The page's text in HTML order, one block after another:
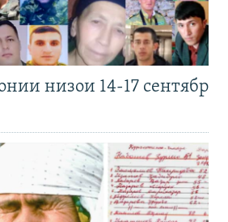
низои 14-17 сентябр